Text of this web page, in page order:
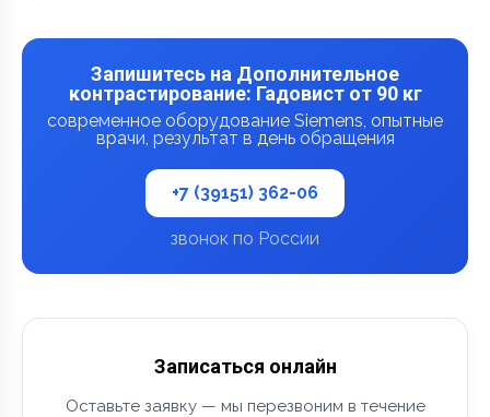
Запишитесь на Дополнительное
контрастирование: Гадовист от 90 кг
современное оборудование Siemens, опытные
врачи, результат в день обращения
+7 (39151) 362-06
звонок по России
Записаться онлайн
Оставьте заявку — мы перезвоним в течение